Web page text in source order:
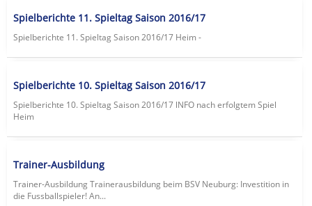
Spielberichte 11. Spieltag Saison 2016/17
Spielberichte 11. Spieltag Saison 2016/17 Heim -
Spielberichte 10. Spieltag Saison 2016/17
Spielberichte 10. Spieltag Saison 2016/17 lNFO nach erfolgtem Spiel
Heim
Trainer-Ausbildung
Trainer-Ausbildung Trainerausbildung beim BSV Neuburg: Investition in
die Fussballspieler! An...